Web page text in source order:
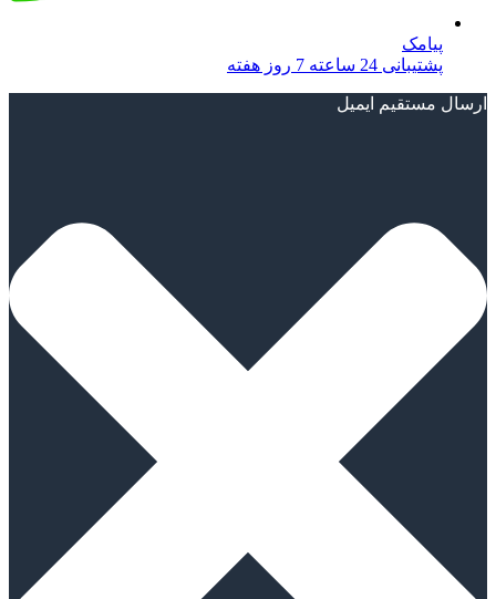
پیامک
پشتیبانی 24 ساعته 7 روز هفته
ارسال مستقیم ایمیل